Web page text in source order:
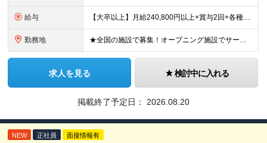
給与 【大卒以上】月給240,800円以上+賞与2回+各種手当 【短大・専門学校卒】月給204,400円以上+賞与2回+各種手当 【上記以外】月給187,000円以上+賞与2回+各種手当 ※経験、資格、能
勤務地 ★全国の施設で募集！オープニング施設でサービスを作っていきたい方は大歓迎！ ★希望しない転勤は原則なし 【積極採用エリア】 ■界 蔵王（26年10月開業予定） ※開業前に入社された場合、全国の星野リ
求人を見る 検討中に入れる
掲載終了予定日： 2026.08.20
NEW 正社員 面接情報有